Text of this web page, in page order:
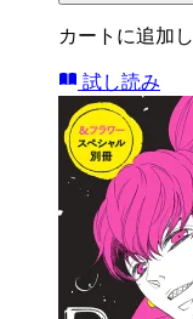
カートに追加
試し読み